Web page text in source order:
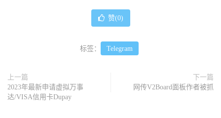
赞(0)
标签： Telegram
上一篇
2023年最新申请虚拟万事
达/VISA信用卡Dupay
下一篇
网传V2Board面板作者被抓